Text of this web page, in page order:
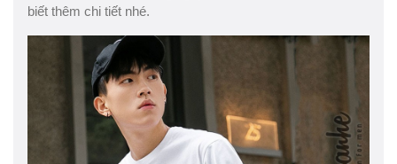
biết thêm chi tiết nhé.